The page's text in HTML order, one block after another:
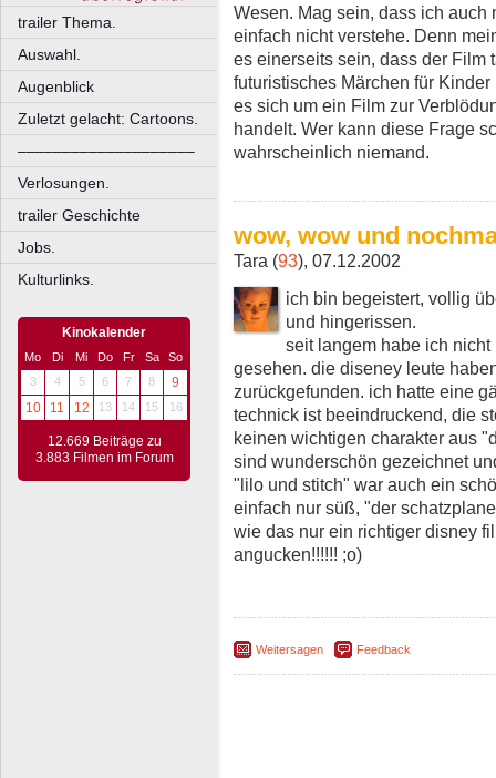
trailer Thema.
Auswahl.
Augenblick
Zuletzt gelacht: Cartoons.
––––––––––––––––––––
Verlosungen.
trailer Geschichte
Jobs.
Kulturlinks.
Kinokalender
Mo Di Mi Do Fr Sa
So
3
4 5 6 7 8
9
10
11 12 13 14 15 16
12.669 Beiträge zu
3.883 Filmen im Forum
Wesen. Mag sein, dass ich
einfach nicht verstehe. Denn
es einerseits sein, dass der Film
futuristisches Märchen für
es sich um ein Film zur
handelt. Wer kann diese Frage
wahrscheinlich niemand.
wow, wow und
Tara (93), 07.12.2002
ich bin begeistert, vollig
und hingerissen.
seit langem habe ich
gesehen. die diseney leute
zurückgefunden. ich hatte eine
technick ist beeindruckend, die
keinen wichtigen charakter aus
sind wunderschön gezeichnet
"lilo und stitch" war auch ein
einfach nur süß, "der
wie das nur ein richtiger disney
angucken!!!!!! ;o)
Weitersagen Feedback